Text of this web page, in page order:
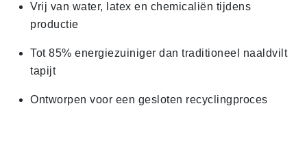
Vrij van water, latex en chemicaliën tijdens
productie
Tot 85% energiezuiniger dan traditioneel naaldvilt
tapijt
Ontworpen voor een gesloten recyclingproces